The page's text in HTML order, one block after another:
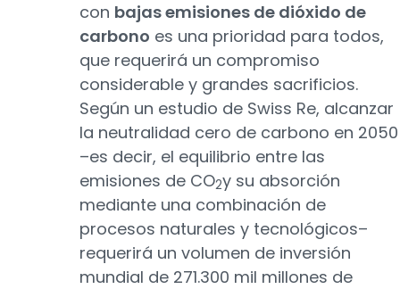
con bajas emisiones de dióxido de
carbono es una prioridad para todos,
que requerirá un compromiso
considerable y grandes sacrificios.
Según un estudio de Swiss Re, alcanzar
la neutralidad cero de carbono en 2050
–es decir, el equilibrio entre las
emisiones de CO2y su absorción
mediante una combinación de
procesos naturales y tecnológicos–
requerirá un volumen de inversión
mundial de 271.300 mil millones de